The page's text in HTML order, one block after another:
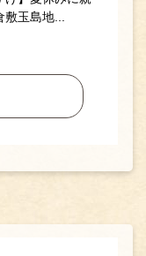
玉島地...